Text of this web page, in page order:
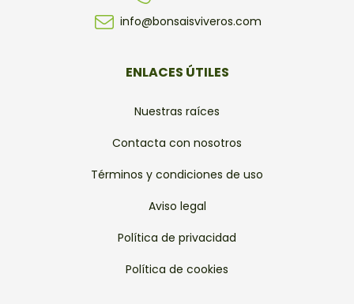
info@bonsaisviveros.com
ENLACES ÚTILES
Nuestras raíces
Contacta con nosotros
Términos y condiciones de uso
Aviso legal
Política de privacidad
Política de cookies